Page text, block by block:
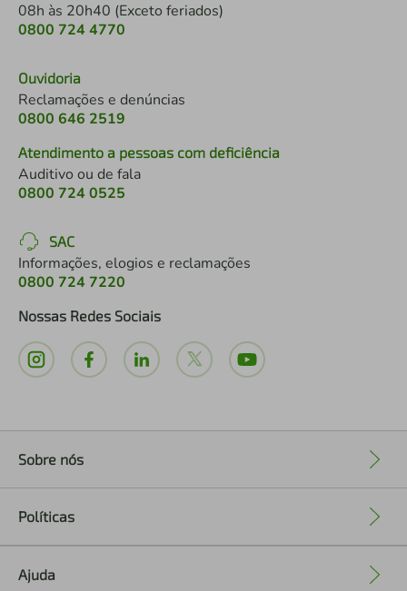
08h às 20h40 (Exceto feriados)
0800 724 4770
Ouvidoria
Reclamações e denúncias
0800 646 2519
Atendimento a pessoas com deficiência
Auditivo ou de fala
0800 724 0525
SAC
Informações, elogios e reclamações
0800 724 7220
Nossas Redes Sociais
Sobre nós
Políticas
Ajuda